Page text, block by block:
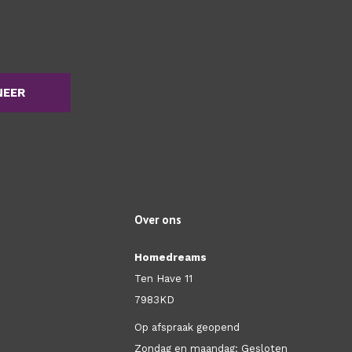
Over ons
Homedreams
Ten Have 11
7983KD
Op afspraak geopend
Zondag en maandag: Gesloten